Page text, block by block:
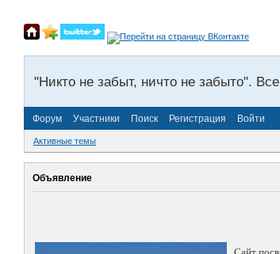
"Никто не забыт, ничто не забыто".
Форум Участники Поиск Регистрация Войти
Активные темы
Объявление